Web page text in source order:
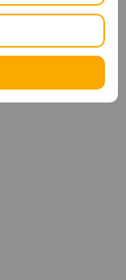
Angriffe.